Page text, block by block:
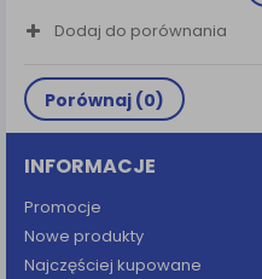
Dodaj do porównania
Porównaj (0)
INFORMACJE
Promocje
Nowe produkty
Najczęściej kupowane
Klauzula Informacyjna